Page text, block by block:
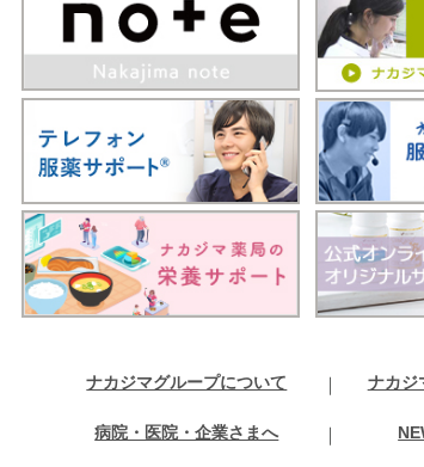
ナカジマグループについて ナカジ
病院・医院・企業さまへ